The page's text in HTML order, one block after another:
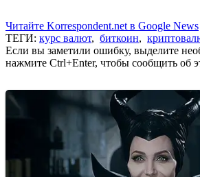
Читайте Korrespondent.net в Google News
ТЕГИ: курс валют, биткоин,
Если вы заметили ошибку, выделите
нажмите Ctrl+Enter, чтобы сообщить об